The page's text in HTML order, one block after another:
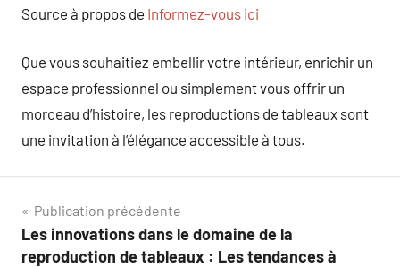
Source à propos de Informez-vous ici
Que vous souhaitiez embellir votre intérieur, enrichir un
espace professionnel ou simplement vous offrir un
morceau d’histoire, les reproductions de tableaux sont
une invitation à l’élégance accessible à tous.
Navigation
de
Publication précédente
Les innovations dans le domaine de la
reproduction de tableaux : Les tendances à